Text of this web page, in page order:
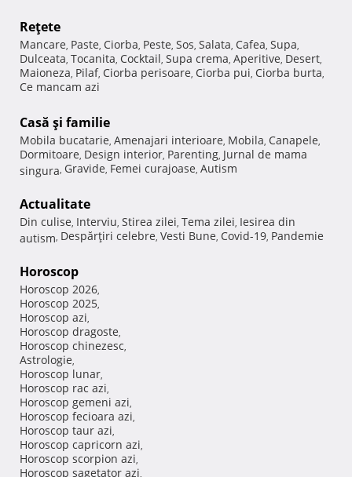
Reţete
Mancare, Paste, Ciorba, Peste, Sos, Salata, Cafea, Supa,
Dulceata, Tocanita, Cocktail, Supa crema, Aperitive, Desert,
Maioneza, Pilaf, Ciorba perisoare, Ciorba pui, Ciorba burta,
Ce mancam azi
Casă şi familie
Mobila bucatarie, Amenajari interioare, Mobila, Canapele,
Dormitoare, Design interior, Parenting, Jurnal de mama
singura, Gravide, Femei curajoase, Autism
Actualitate
Din culise, Interviu, Stirea zilei, Tema zilei, Iesirea din
autism, Despărţiri celebre, Vesti Bune, Covid-19, Pandemie
Horoscop
Horoscop 2026,
Horoscop 2025,
Horoscop azi,
Horoscop dragoste,
Horoscop chinezesc,
Astrologie,
Horoscop lunar,
Horoscop rac azi,
Horoscop gemeni azi,
Horoscop fecioara azi,
Horoscop taur azi,
Horoscop capricorn azi,
Horoscop scorpion azi,
Horoscop sagetator azi,